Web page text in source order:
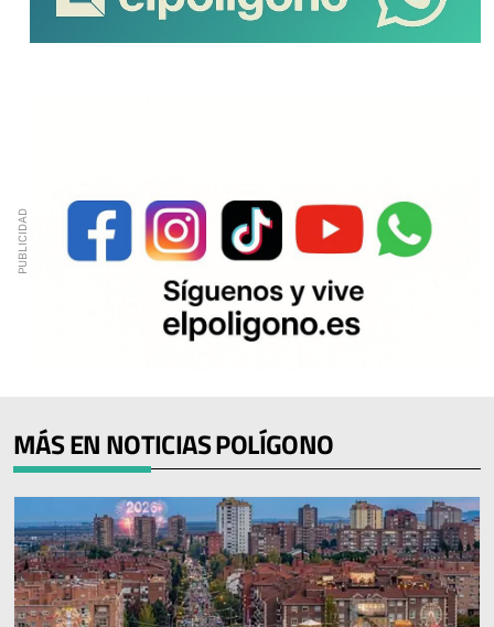
MÁS EN NOTICIAS POLÍGONO